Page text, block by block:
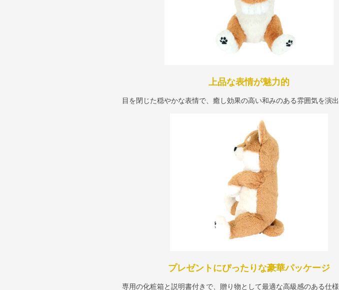
上品な表情が魅力的
目を閉じた穏やかな表情で、癒し効果の高い和みのある雰囲気を演出
プレゼントにぴったりな豪華パッケージ
専用の化粧箱と説明書付きで、贈り物として最適な高級感のある仕様